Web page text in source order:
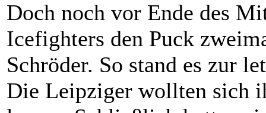
Doch noch vor Ende des
Icefighters den Puck
Schröder. So stand es zur
Die Leipziger wollten sich